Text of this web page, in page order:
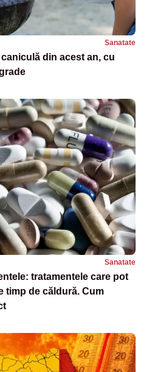
Sanatate
din acest an, cu
Sanatate
tratamentele care pot
timp de căldură. Cum